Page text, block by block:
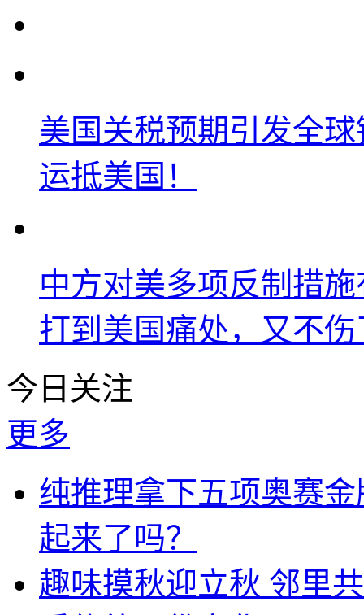
美国关税预期引发全
运抵美国！
中方对美多项反制措
打到美国痛处，又不
今日关注
更多
纯推理拿下五项奥赛
起来了吗？
趣味摸秋迎立秋 邻里